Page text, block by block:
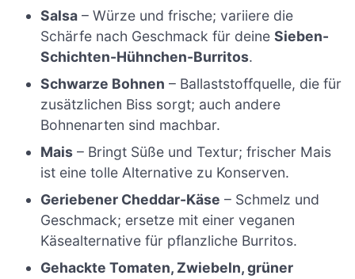
Salsa – Würze und frische; variiere die
Schärfe nach Geschmack für deineSieben-
Schichten-Hühnchen-Burritos.
Schwarze Bohnen – Ballaststoffquelle, die für
zusätzlichen Biss sorgt; auch andere
Bohnenarten sind machbar.
Mais – Bringt Süße und Textur; frischer Mais
ist eine tolle Alternative zu Konserven.
Geriebener Cheddar-Käse – Schmelz und
Geschmack; ersetze mit einer veganen
Käsealternative für pflanzliche Burritos.
Gehackte Tomaten, Zwiebeln, grüner